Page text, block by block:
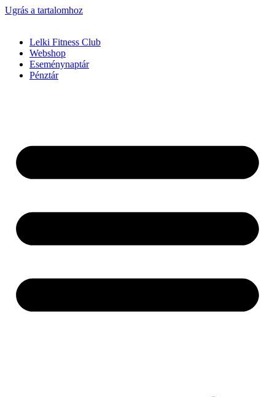
Ugrás a tartalomhoz
Lelki Fitness Club
Webshop
Eseménynaptár
Pénztár